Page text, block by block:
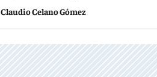
Claudio Celano Gómez